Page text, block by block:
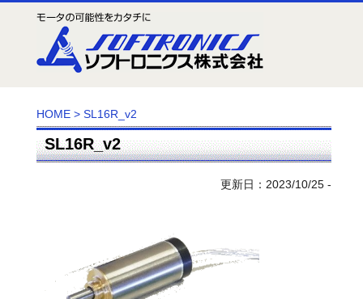
HOME> SL16R_v2
SL16R_v2
更新日：2023/10/25 -